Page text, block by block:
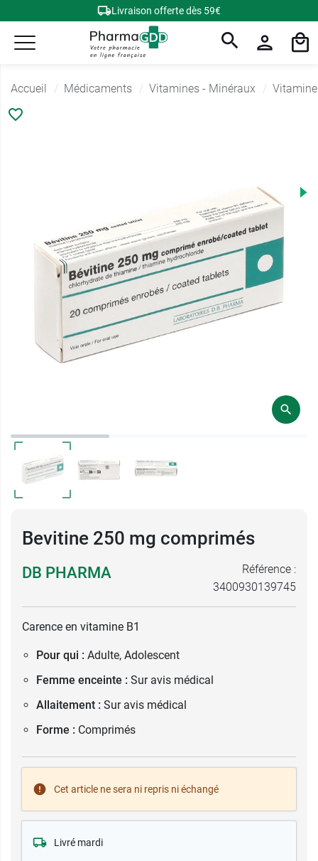
Livraison offerte dès 59€
Accueil Médicaments Vitamines - Minéraux
Bevitine 250 mg comprimés
DB PHARMA
Référence :
3400930139745
Carence en vitamine B1
Pour qui : Adulte, Adolescent
Femme enceinte : Sur avis médical
Allaitement : Sur avis médical
Forme : Comprimés
Cet article ne sera ni repris ni échangé
Livré mardi